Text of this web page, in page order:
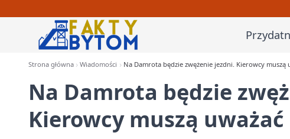
Strona główna Wiadomości Na Damrota będzie zwężenie jezdni. Kierowcy muszą
Na Damrota będzie
Kierowcy muszą